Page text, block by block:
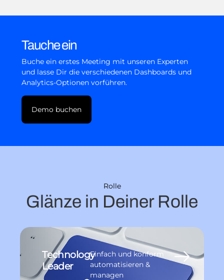
Tauche ein
Buche ein erstes Meeting mit unseren Experten
und lasse Dir die verschiedenen Dashboards und
Analytics-Optionen vorführen.
Demo buchen
Rolle
Glänze in Deiner Rolle
Technology
Leader
Einfach und konform
automatisieren &
managen